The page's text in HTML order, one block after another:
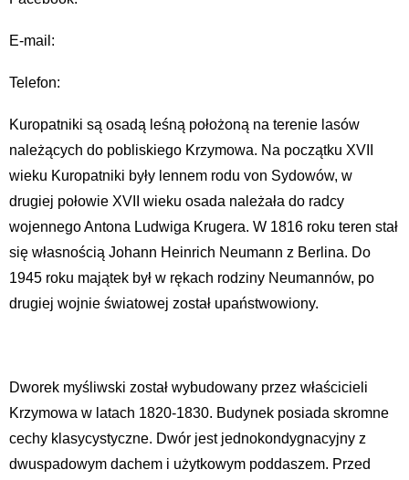
E-mail:
Telefon:
Kuropatniki są osadą leśną położoną na terenie lasów
należących do pobliskiego Krzymowa. Na początku XVII
wieku Kuropatniki były lennem rodu von Sydowów, w
drugiej połowie XVII wieku osada należała do radcy
wojennego Antona Ludwiga Krugera. W 1816 roku teren stał
się własnością Johann Heinrich Neumann z Berlina. Do
1945 roku majątek był w rękach rodziny Neumannów, po
drugiej wojnie światowej został upaństwowiony.
Dworek myśliwski został wybudowany przez właścicieli
Krzymowa w latach 1820-1830. Budynek posiada skromne
cechy klasycystyczne. Dwór jest jednokondygnacyjny z
dwuspadowym dachem i użytkowym poddaszem. Przed